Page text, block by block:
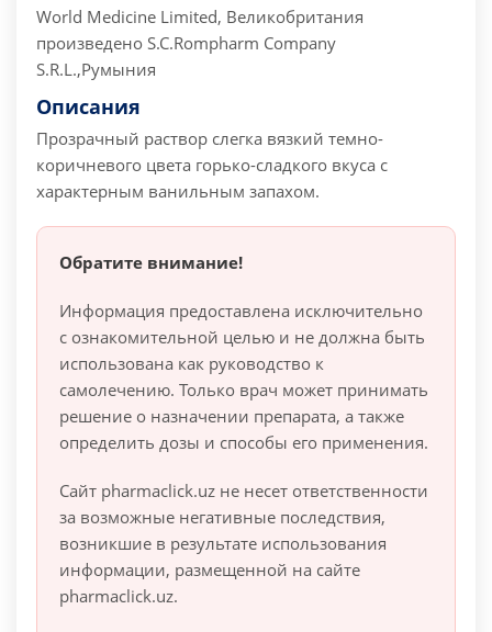
World Medicine Limited, Великобритания
произведено S.C.Rompharm Company
S.R.L.,Румыния
Описания
Прозрачный раствор слегка вязкий темно-
коричневого цвета горько-сладкого вкуса с
характерным ванильным запахом.
Обратите внимание!
Информация предоставлена исключительно
с ознакомительной целью и не должна быть
использована как руководство к
самолечению. Только врач может принимать
решение о назначении препарата, а также
определить дозы и способы его применения.
Сайт pharmaclick.uz не несет ответственности
за возможные негативные последствия,
возникшие в результате использования
информации, размещенной на сайте
pharmaclick.uz.